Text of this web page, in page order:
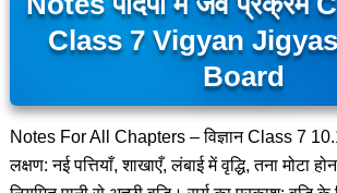
Class 7 Vigyan
Board
Notes For All Chapters – विज्ञान Class 7 10.1
लक्षण: नई पत्तियाँ, शाखाएँ, लंबाई में वृद्धि, तना मोटा